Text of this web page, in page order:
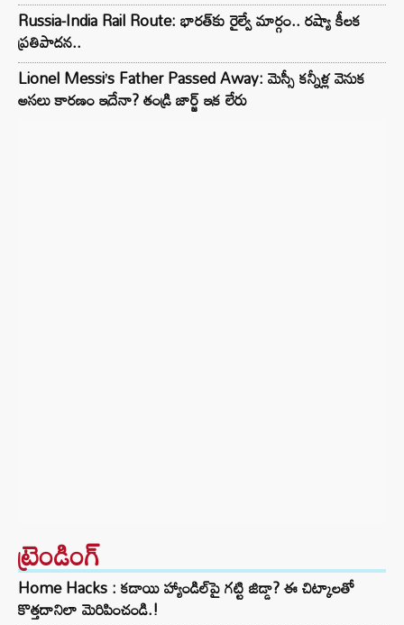
Russia-India Rail Route: భారత్‌కు రైల్వే మార్గం.. రష్యా కీలక
ప్రతిపాదన..
Lionel Messi’s Father Passed Away: మెస్సీ కన్నీళ్ల వెనుక
అసలు కారణం ఇదేనా? తండ్రి జార్జ్ ఇక లేరు
ట్రెండింగ్‌
Home Hacks : కడాయి హ్యాండిల్‌పై గట్టి జిడ్డా? ఈ చిట్కాలతో
కొత్తదానిలా మెరిపించండి.!